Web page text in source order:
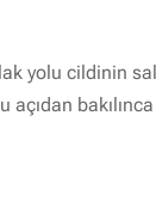
yolu cildinin